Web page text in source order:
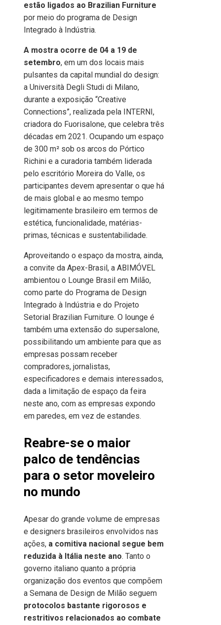
estão ligados ao Brazilian Furniture
por meio do programa de Design
Integrado à Indústria.
A mostra ocorre de 04 a 19 de
setembro, em um dos locais mais
pulsantes da capital mundial do design:
a Università Degli Studi di Milano,
durante a exposição “Creative
Connections”, realizada pela INTERNI,
criadora do Fuorisalone, que celebra três
décadas em 2021. Ocupando um espaço
de 300 m² sob os arcos do Pórtico
Richini e a curadoria também liderada
pelo escritório Moreira do Valle, os
participantes devem apresentar o que há
de mais global e ao mesmo tempo
legitimamente brasileiro em termos de
estética, funcionalidade, matérias-
primas, técnicas e sustentabilidade.
Aproveitando o espaço da mostra, ainda,
a convite da Apex-Brasil, a ABIMÓVEL
ambientou o Lounge Brasil em Milão,
como parte do Programa de Design
Integrado à Indústria e do Projeto
Setorial Brazilian Furniture. O lounge é
também uma extensão do supersalone,
possibilitando um ambiente para que as
empresas possam receber
compradores, jornalistas,
especificadores e demais interessados,
dada a limitação de espaço da feira
neste ano, com as empresas expondo
em paredes, em vez de estandes.
Reabre-se o maior
palco de tendências
para o setor moveleiro
no mundo
Apesar do grande volume de empresas
e designers brasileiros envolvidos nas
ações, a comitiva nacional segue bem
reduzida à Itália neste ano. Tanto o
governo italiano quanto a própria
organização dos eventos que compõem
a Semana de Design de Milão seguem
protocolos bastante rigorosos e
restritivos relacionados ao combate